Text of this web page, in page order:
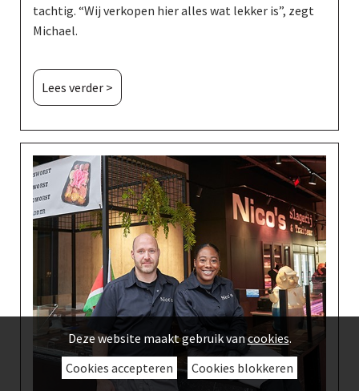
tachtig. “Wij verkopen hier alles wat lekker is”, zegt
Michael.
Lees verder >
Deze website maakt gebruik vancookies.
Cookies accepteren
Cookies blokkeren